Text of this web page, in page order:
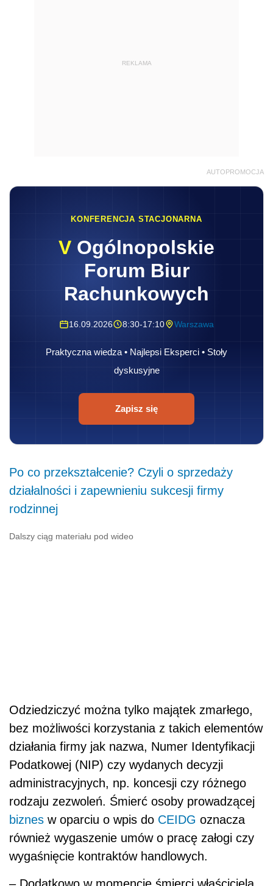
REKLAMA
AUTOPROMOCJA
KONFERENCJA STACJONARNA
V Ogólnopolskie
Forum Biur
Rachunkowych
16.09.2026 8:30-17:10 Warszawa
Praktyczna wiedza • Najlepsi Eksperci • Stoły
dyskusyjne
Zapisz się
Po co przekształcenie? Czyli o sprzedaży
działalności i zapewnieniu sukcesji firmy
rodzinnej
Dalszy ciąg materiału pod wideo
Odziedziczyć można tylko majątek zmarłego,
bez możliwości korzystania z takich elementów
działania firmy jak nazwa, Numer Identyfikacji
Podatkowej (NIP) czy wydanych decyzji
administracyjnych, np. koncesji czy różnego
rodzaju zezwoleń. Śmierć osoby prowadzącej
biznes w oparciu o wpis do CEIDG oznacza
również wygaszenie umów o pracę załogi czy
wygaśnięcie kontraktów handlowych.